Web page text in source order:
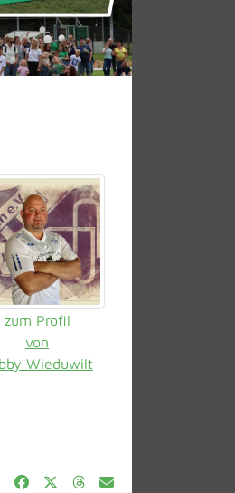
zum Profil
von
Wieduwilt